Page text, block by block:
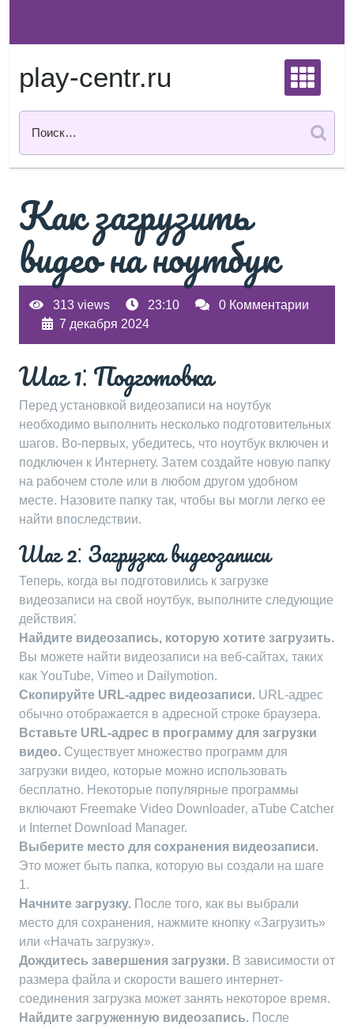
содержимому
play-centr.ru
Как загрузить
видео на ноутбук
313 views 23:10
0 Комментарии
7 декабря 2024
Шаг 1⁚ Подготовка
Перед установкой видеозаписи на ноутбук
необходимо выполнить несколько подготовительных
шагов. Во-первых‚ убедитесь‚ что ноутбук включен и
подключен к Интернету. Затем создайте новую папку
на рабочем столе или в любом другом удобном
месте. Назовите папку так‚ чтобы вы могли легко ее
найти впоследствии.
Шаг 2⁚ Загрузка видеозаписи
Теперь‚ когда вы подготовились к загрузке
видеозаписи на свой ноутбук‚ выполните следующие
действия⁚
Найдите видеозапись‚ которую хотите загрузить.
Вы можете найти видеозаписи на веб-сайтах‚ таких
как YouTube‚ Vimeo и Dailymotion.
Скопируйте URL-адрес видеозаписи. URL-адрес
обычно отображается в адресной строке браузера.
Вставьте URL-адрес в программу для загрузки
видео. Существует множество программ для
загрузки видео‚ которые можно использовать
бесплатно. Некоторые популярные программы
включают Freemake Video Downloader‚ aTube Catcher
и Internet Download Manager.
Выберите место для сохранения видеозаписи.
Это может быть папка‚ которую вы создали на шаге
1.
Начните загрузку. После того‚ как вы выбрали
место для сохранения‚ нажмите кнопку «Загрузить»
или «Начать загрузку».
Дождитесь завершения загрузки. В зависимости от
размера файла и скорости вашего интернет-
соединения загрузка может занять некоторое время.
Найдите загруженную видеозапись. После